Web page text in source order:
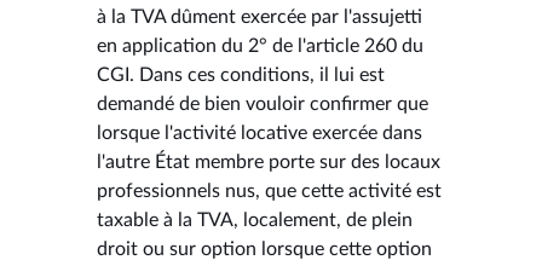
à la TVA dûment exercée par l'assujetti
en application du 2° de l'article 260 du
CGI. Dans ces conditions, il lui est
demandé de bien vouloir confirmer que
lorsque l'activité locative exercée dans
l'autre État membre porte sur des locaux
professionnels nus, que cette activité est
taxable à la TVA, localement, de plein
droit ou sur option lorsque cette option